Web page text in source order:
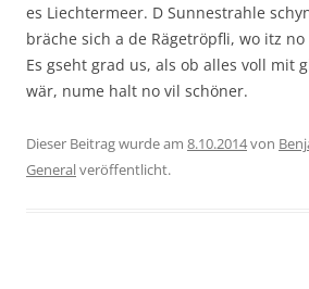
es Liechtermeer. D Sunnestrahle
bräche sich a de Rägetröpfli, wo itz
Es gseht grad us, als ob alles voll mit
wär, nume halt no vil schöner.
Dieser Beitrag wurde am 8.10.2014von
Generalveröffentlicht.